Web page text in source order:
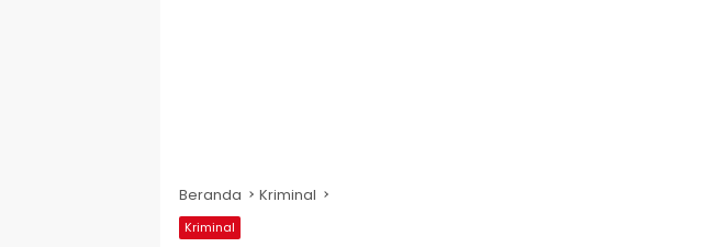
Beranda Kriminal
Kriminal